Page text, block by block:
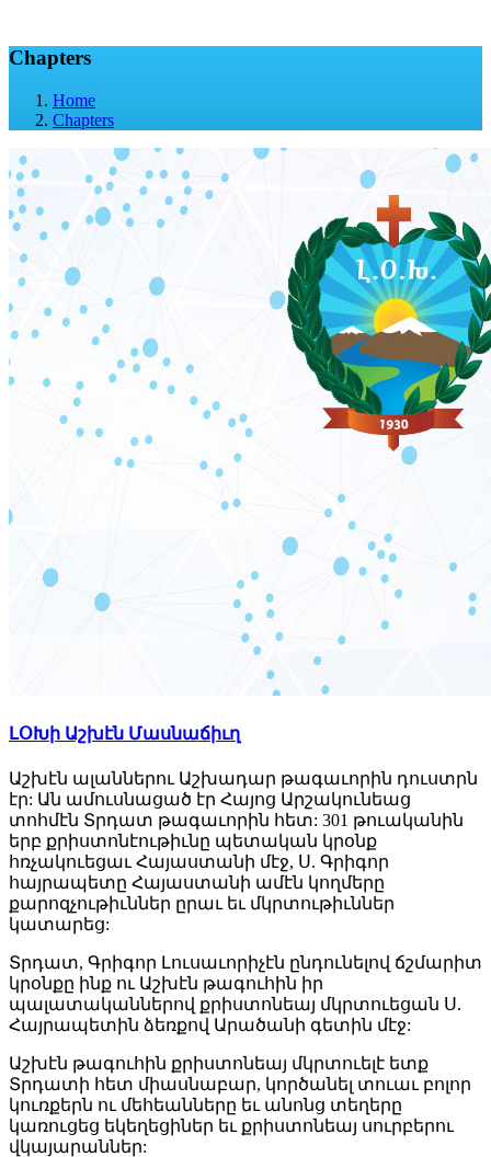
Chapters
Home
Chapters
ԼՕԽի Աշխէն Մասնաճիւղ
Աշխէն ալաններու Աշխադար թագաւորին դուստրն
էր: Ան ամուսնացած էր Հայոց Արշակունեաց
տոհմէն Տրդատ թագաւորին հետ: 301 թուականին
երբ քրիստոնէութիւնը պետական կրօնք
հռչակուեցաւ Հայաստանի մէջ, Ս. Գրիգոր
հայրապետը Հայաստանի ամէն կողմերը
քարոզչութիւններ ըրաւ եւ մկրտութիւններ
կատարեց:
Տրդատ, Գրիգոր Լուսաւորիչէն ընդունելով ճշմարիտ
կրօնքը ինք ու Աշխէն թագուհին իր
պալատականներով քրիստոնեայ մկրտուեցան Ս.
Հայրապետին ձեռքով Արածանի գետին մէջ:
Աշխէն թագուհին քրիստոնեայ մկրտուելէ ետք
Տրդատի հետ միասնաբար, կործանել տուաւ բոլոր
կուռքերն ու մեհեանները եւ անոնց տեղերը
կառուցեց եկեղեցիներ եւ քրիստոնեայ սուրբերու
վկայարաններ: